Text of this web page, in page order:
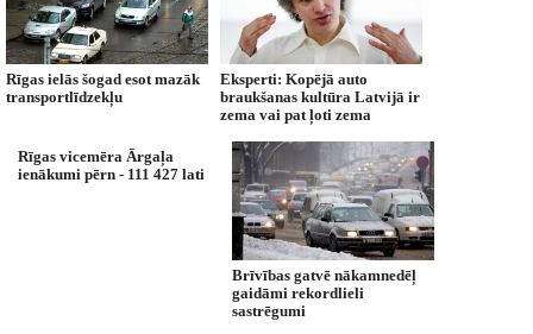
Rīgas ielās šogad esot mazāk
transportlīdzekļu
Eksperti: Kopējā auto
braukšanas kultūra Latvijā ir
zema vai pat ļoti zema
Rīgas vicemēra Ārgaļa
ienākumi pērn - 111 427 lati
Brīvības gatvē nākamnedēļ
gaidāmi rekordlieli
sastrēgumi